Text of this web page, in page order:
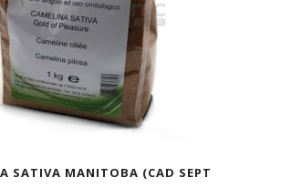
SATIVA MANITOBA (CAD SEPT